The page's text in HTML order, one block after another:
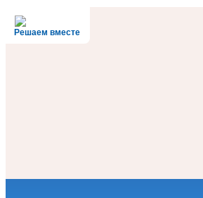
Решаем вместе